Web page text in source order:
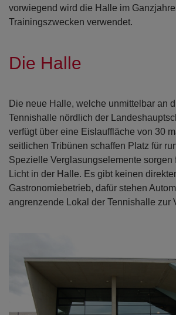
vorwiegend wird die Halle im
Trainingszwecken verwendet.
Die Halle
Die neue Halle, welche unmittelbar an
Tennishalle nördlich der
verfügt über eine Eislauffläche von 30
seitlichen Tribünen schaffen Platz für
Spezielle Verglasungselemente sorgen
Licht in der Halle. Es gibt keinen
Gastronomiebetrieb, dafür stehen
angrenzende Lokal der Tennishalle zur